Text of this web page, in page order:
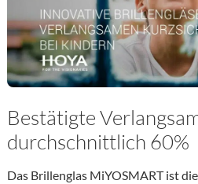
Bestätigte
durchschnittlich 60%
Das Brillenglas MiYOSMART ist